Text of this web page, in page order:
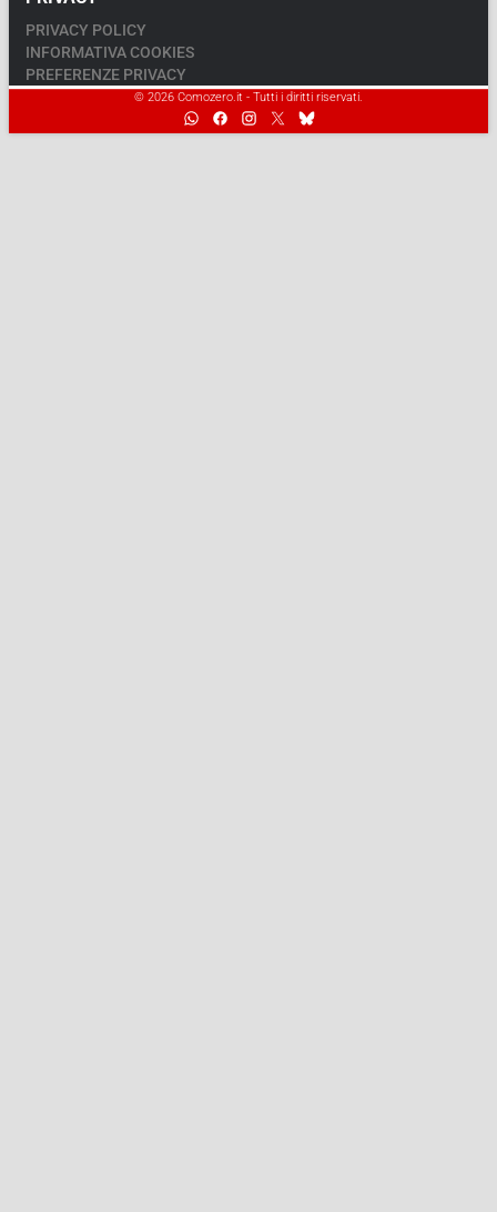
PRIVACY POLICY
INFORMATIVA COOKIES
PREFERENZE PRIVACY
© 2026 Comozero.it - Tutti i diritti riservati.